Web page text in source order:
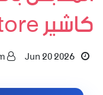
كاشير Easy Store
Jun 20 2026